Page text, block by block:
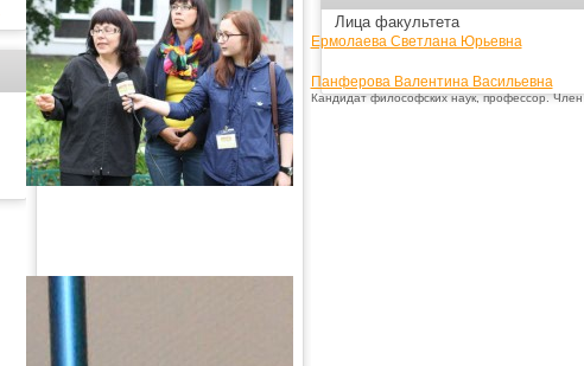
Лица факультета
Ермолаева Светлана Юрьевна
Панферова Валентина Васильевна
Кандидат философских наук, профессор. Член